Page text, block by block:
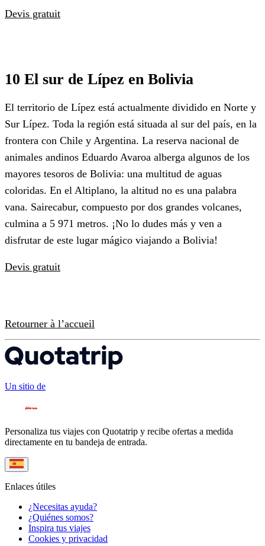
Devis gratuit
10 El sur de Lípez en Bolivia
El territorio de Lípez está actualmente dividido en Norte y
Sur Lípez. Toda la región está situada al sur del país, en la
frontera con Chile y Argentina. La reserva nacional de
animales andinos Eduardo Avaroa alberga algunos de los
mayores tesoros de Bolivia: una multitud de aguas
coloridas. En el Altiplano, la altitud no es una palabra
vana. Sairecabur, compuesto por dos grandes volcanes,
culmina a 5 971 metros. ¡No lo dudes más y ven a
disfrutar de este lugar mágico viajando a Bolivia!
Devis gratuit
Retourner à l’accueil
Un sitio de
Personaliza tus viajes con Quotatrip y recibe ofertas a medida
directamente en tu bandeja de entrada.
Enlaces útiles
¿Necesitas ayuda?
¿Quiénes somos?
Inspira tus viajes
Cookies y privacidad